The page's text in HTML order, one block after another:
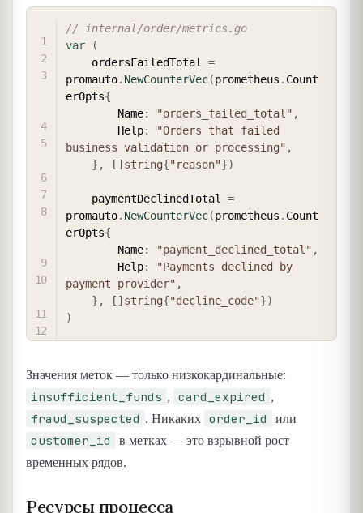
// internal/order/metrics.go
var
(
    ordersFailedTotal
=
promauto. NewCounterVec(prometheus . Count
erOpts{
        Name
: "orders_failed_total" ,
        Help
:
"Orders that failed
business validation or processing" ,
} , [ ] string{"reason"})
    paymentDeclinedTotal
=
promauto. NewCounterVec(prometheus . Count
erOpts{
        Name
: "payment_declined_total" ,
        Help
:
"Payments declined by
payment provider" ,
} , [ ] string{"decline_code"})
)
Значения меток — только низкокардинальные:
insufficient_funds , card_expired ,
fraud_suspected . Никаких order_id или
customer_id
в метках — это взрывной рост
временных рядов.
Ресурсы процесса